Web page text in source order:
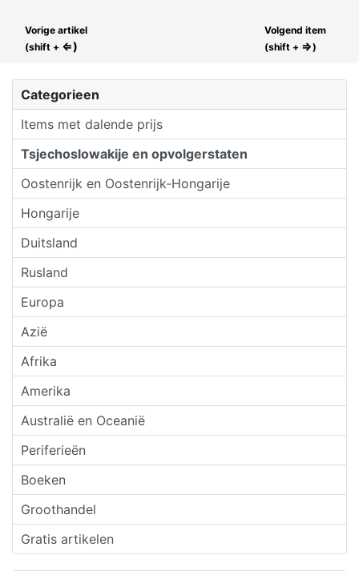
Categorieen
Items met dalende prijs
Tsjechoslowakije en opvolgerstaten
Oostenrijk en Oostenrijk-Hongarije
Hongarije
Duitsland
Rusland
Europa
Azië
Afrika
Amerika
Australië en Oceanië
Periferieën
Boeken
Groothandel
Gratis artikelen
Vorige artikel
(shift + ⇐)
Volgend item
(shift + ⇒)